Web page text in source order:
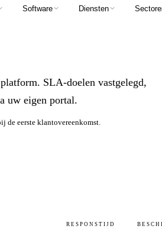
Software Diensten
SLA-doelen vastgelegd,
uw eigen portal.
eerste klantovereenkomst.
RESPONSTIJD